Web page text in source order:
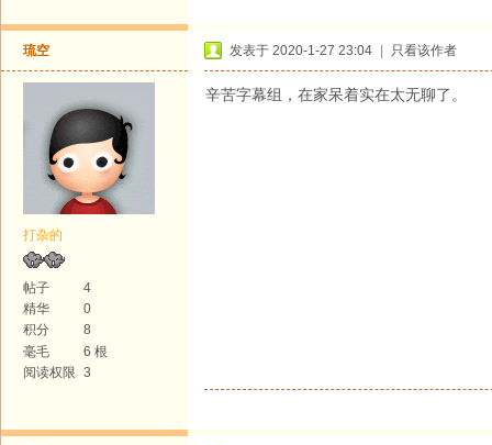
琉空
打杂的
帖子
4
精华
0
积分
8
毫毛
6 根
阅读权限 3
发表于 2020-1-27 23:04 只看该作者
辛苦字幕组，在家呆着实在太无聊了。